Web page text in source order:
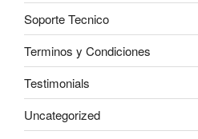
Soporte Tecnico
Terminos y Condiciones
Testimonials
Uncategorized